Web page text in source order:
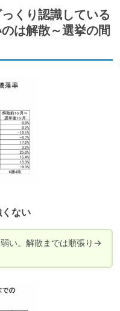
くり認識している
は解散～選挙の間
ない
い。解散までは順張り→